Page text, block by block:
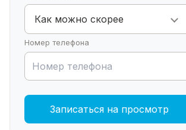
Как можно скорее
Номер телефона
Записаться на просмотр